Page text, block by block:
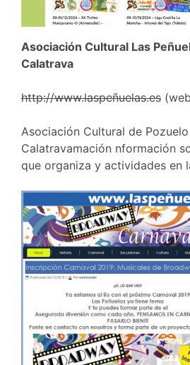
Asociación Cultural Las
Calatrava
http://www.laspeñuelas.es
Asociación Cultural de
Calatravamación nformación
que organiza y actividades en